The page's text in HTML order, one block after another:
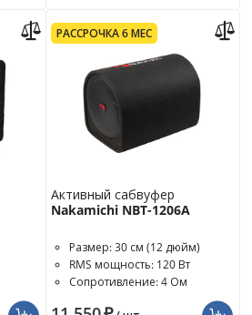
РАССРОЧКА 6 МЕС
Активный сабвуфер
Nakamichi NBT-1206A
Размер: 30 см (12 дюйм)
RMS мощность: 120 Вт
Сопротивление: 4 Ом